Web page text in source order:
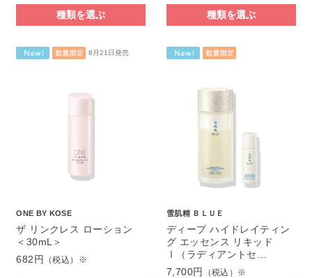
種類を選ぶ 種類を選ぶ
8月21日発売
ONE BY KOSE
ザ リンクレス ローション
＜30mL＞
682円
（税込）※
雪肌精 ＢＬＵＥ
ディープ ハイドレイティン
グ エッセンス リキッド
Ⅰ（ラディアントセ…
7,700円
（税込）※